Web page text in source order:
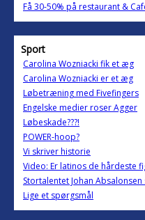
Få 30-50% på restaurant &
Sport
Carolina Wozniacki fik et æg
Carolina Wozniacki er et æg
Løbetræning med Fivefingers
Engelske medier roser Agger
Løbeskade???!
POWER-hoop?
Vi skriver historie
Video: Er latinos de hårdeste
Stortalentet Johan
Lige et spørgsmål